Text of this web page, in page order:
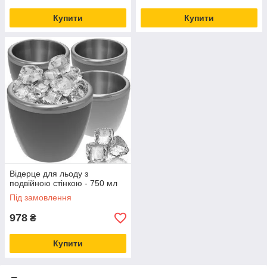
Купити Купити
Відерце для льоду з
подвійною стінкою - 750 мл
Під замовлення
978 ₴
Купити